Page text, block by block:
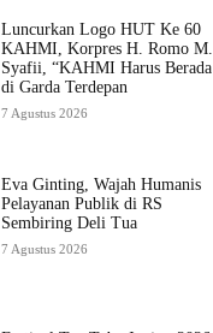
Luncurkan Logo HUT Ke 60
KAHMI, Korpres H. Romo M.
Syafii, “KAHMI Harus Berada
di Garda Terdepan
7 Agustus 2026
Eva Ginting, Wajah Humanis
Pelayanan Publik di RS
Sembiring Deli Tua
7 Agustus 2026